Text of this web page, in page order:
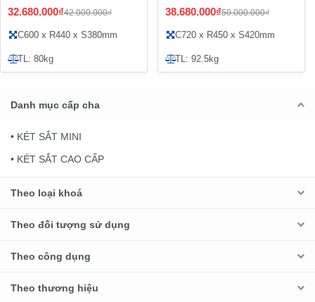
32.680.000₫42.000.000₫
C600 x R440 x S380mm
TL: 80kg
38.680.000₫50.000.000₫
C720 x R450 x S420mm
TL: 92.5kg
Danh mục cấp cha
• KÉT SẮT MINI
• KÉT SẮT CAO CẤP
Theo loại khoá
Theo đối tượng sử dụng
Theo công dụng
Theo thương hiệu